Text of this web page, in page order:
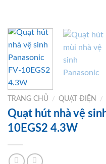
TRANG CHỦ / QUẠT ĐIỆN /
Quạt hút nhà vệ
10EGS2 4.3W